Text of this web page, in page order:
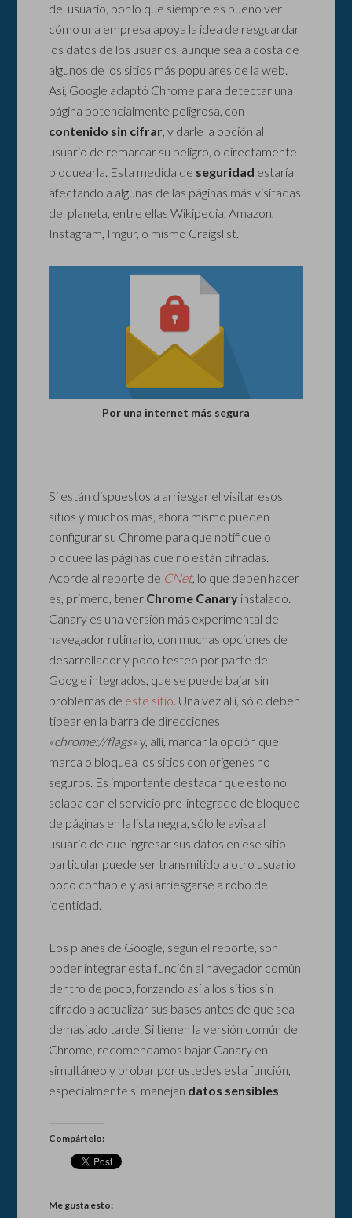
del usuario, por lo que siempre es bueno ver
cómo una empresa apoya la idea de resguardar
los datos de los usuarios, aunque sea a costa de
algunos de los sitios más populares de la web.
Así, Google adaptó Chrome para detectar una
página potencialmente peligrosa, con
contenido sin cifrar, y darle la opción al
usuario de remarcar su peligro, o directamente
bloquearla. Esta medida de seguridad estaría
afectando a algunas de las páginas más visitadas
del planeta, entre ellas Wikipedia, Amazon,
Instagram, Imgur, o mismo Craigslist.
Por una internet más segura
Si están dispuestos a arriesgar el visitar esos
sitios y muchos más, ahora mismo pueden
configurar su Chrome para que notifique o
bloquee las páginas que no están cifradas.
Acorde al reporte de CNet, lo que deben hacer
es, primero, tener Chrome Canary instalado.
Canary es una versión más experimental del
navegador rutinario, con muchas opciones de
desarrollador y poco testeo por parte de
Google integrados, que se puede bajar sin
problemas de este sitio . Una vez allí, sólo deben
tipear en la barra de direcciones
«chrome://flags»y, allí, marcar la opción que
marca o bloquea los sitios con orígenes no
seguros. Es importante destacar que esto no
solapa con el servicio pre-integrado de bloqueo
de páginas en la lista negra, sólo le avisa al
usuario de que ingresar sus datos en ese sitio
particular puede ser transmitido a otro usuario
poco confiable y así arriesgarse a robo de
identidad.
Los planes de Google, según el reporte, son
poder integrar esta función al navegador común
dentro de poco, forzando así a los sitios sin
cifrado a actualizar sus bases antes de que sea
demasiado tarde. Si tienen la versión común de
Chrome, recomendamos bajar Canary en
simultáneo y probar por ustedes esta función,
especialmente si manejan datos sensibles
Compártelo:
Me gusta esto: